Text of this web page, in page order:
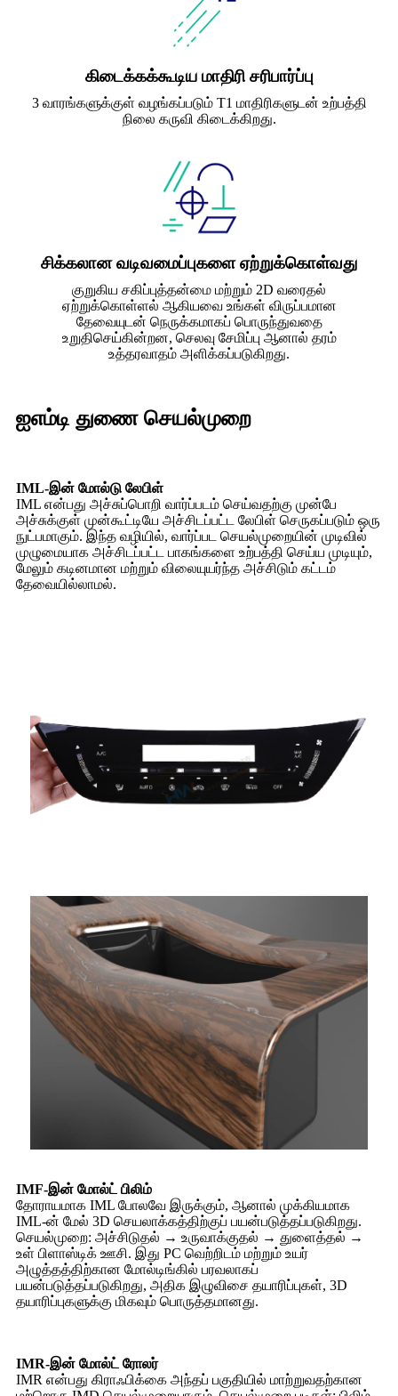
கிடைக்கக்கூடிய மாதிரி சரிபார்ப்பு
3 வாரங்களுக்குள் வழங்கப்படும் T1 மாதிரிகளுடன் உற்பத்தி
நிலை கருவி கிடைக்கிறது.
சிக்கலான வடிவமைப்புகளை ஏற்றுக்கொள்வது
குறுகிய சகிப்புத்தன்மை மற்றும் 2D வரைதல்
ஏற்றுக்கொள்ளல் ஆகியவை உங்கள் விருப்பமான
தேவையுடன் நெருக்கமாகப் பொருந்துவதை
உறுதிசெய்கின்றன, செலவு சேமிப்பு ஆனால் தரம்
உத்தரவாதம் அளிக்கப்படுகிறது.
ஐஎம்டி துணை செயல்முறை
IML-இன் மோல்டு லேபிள்
IML என்பது அச்சுப்பொறி வார்ப்படம் செய்வதற்கு முன்பே
அச்சுக்குள் முன்கூட்டியே அச்சிடப்பட்ட லேபிள் செருகப்படும் ஒரு
நுட்பமாகும். இந்த வழியில், வார்ப்பட செயல்முறையின் முடிவில்
முழுமையாக அச்சிடப்பட்ட பாகங்களை உற்பத்தி செய்ய முடியும்,
மேலும் கடினமான மற்றும் விலையுயர்ந்த அச்சிடும் கட்டம்
தேவையில்லாமல்.
IMF-இன் மோல்ட் பிலிம்
தோராயமாக IML போலவே இருக்கும், ஆனால் முக்கியமாக
IML-ன் மேல் 3D செயலாக்கத்திற்குப் பயன்படுத்தப்படுகிறது.
செயல்முறை: அச்சிடுதல் → உருவாக்குதல் → துளைத்தல் →
உள் பிளாஸ்டிக் ஊசி. இது PC வெற்றிடம் மற்றும் உயர்
அழுத்தத்திற்கான மோல்டிங்கில் பரவலாகப்
பயன்படுத்தப்படுகிறது, அதிக இழுவிசை தயாரிப்புகள், 3D
தயாரிப்புகளுக்கு மிகவும் பொருத்தமானது.
IMR-இன் மோல்ட் ரோலர்
IMR என்பது கிராஃபிக்கை அந்தப் பகுதியில் மாற்றுவதற்கான